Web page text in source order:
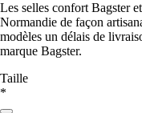
Les selles confort Bagster
Normandie de façon
modèles un délais de
marque Bagster.
Taille
*